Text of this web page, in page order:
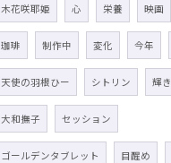
木花咲耶姫 心 栄養 映画
珈琲 制作中 変化 今年
天使の羽根ひー シトリン 輝き
大和撫子 セッション
ゴールデンタブレット 目醒め